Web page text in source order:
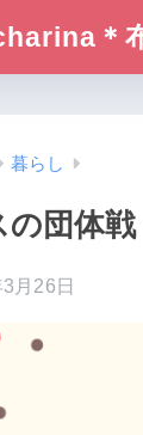
＊
暮らし
の団体
月26日